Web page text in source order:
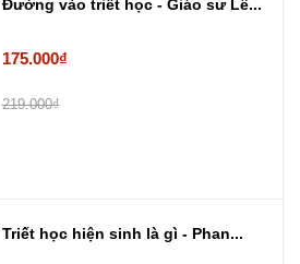
Đường vào triết học - Giáo sư Lê...
175.000₫
219.000₫
Triết học hiện sinh là gì - Phan...